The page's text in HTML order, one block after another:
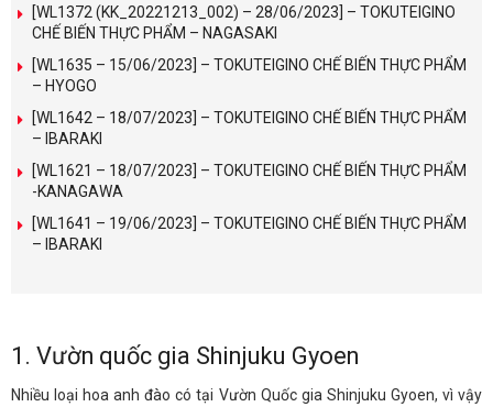
[WL1372 (KK_20221213_002) – 28/06/2023] – TOKUTEIGINO
CHẾ BIẾN THỰC PHẨM – NAGASAKI
[WL1635 – 15/06/2023] – TOKUTEIGINO CHẾ BIẾN THỰC PHẨM
– HYOGO
[WL1642 – 18/07/2023] – TOKUTEIGINO CHẾ BIẾN THỰC PHẨM
– IBARAKI
[WL1621 – 18/07/2023] – TOKUTEIGINO CHẾ BIẾN THỰC PHẨM
-KANAGAWA
[WL1641 – 19/06/2023] – TOKUTEIGINO CHẾ BIẾN THỰC PHẨM
– IBARAKI
1. Vườn quốc gia Shinjuku Gyoen
Nhiều loại hoa anh đào có tại Vườn Quốc gia Shinjuku Gyoen, vì vậy